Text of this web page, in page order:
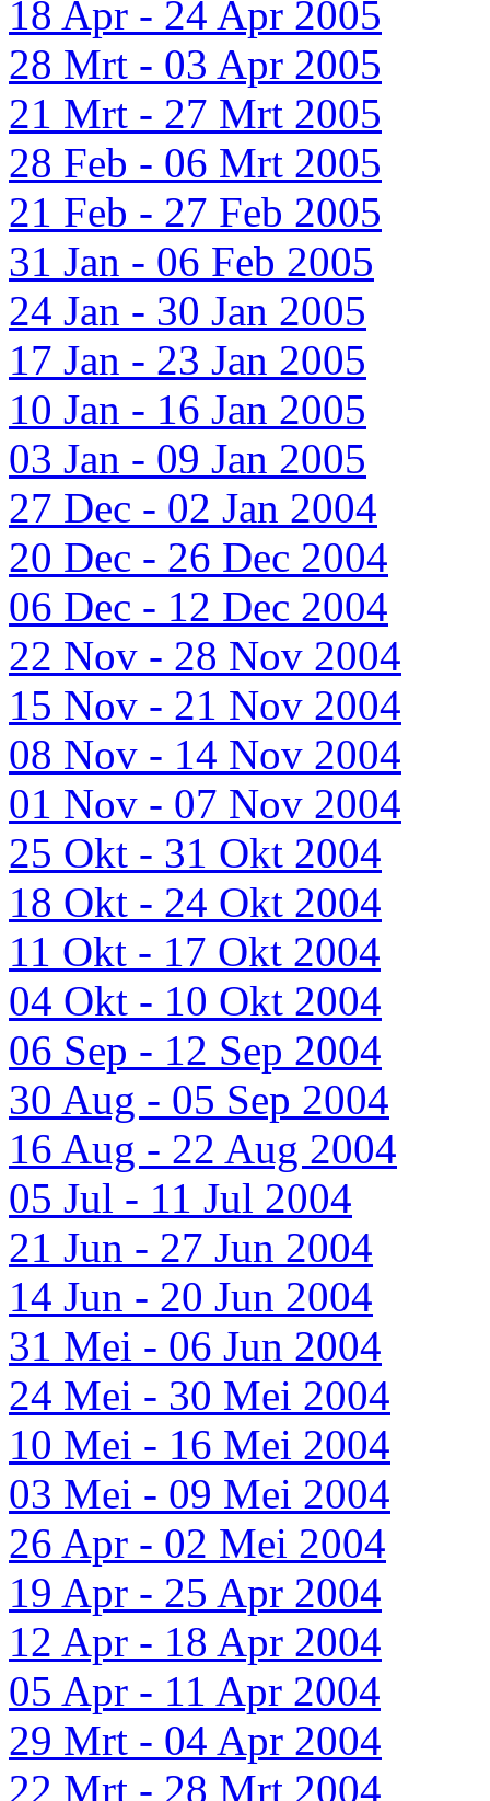
18 Apr - 24 Apr 2005
28 Mrt - 03 Apr 2005
21 Mrt - 27 Mrt 2005
28 Feb - 06 Mrt 2005
21 Feb - 27 Feb 2005
31 Jan - 06 Feb 2005
24 Jan - 30 Jan 2005
17 Jan - 23 Jan 2005
10 Jan - 16 Jan 2005
03 Jan - 09 Jan 2005
27 Dec - 02 Jan 2004
20 Dec - 26 Dec 2004
06 Dec - 12 Dec 2004
22 Nov - 28 Nov 2004
15 Nov - 21 Nov 2004
08 Nov - 14 Nov 2004
01 Nov - 07 Nov 2004
25 Okt - 31 Okt 2004
18 Okt - 24 Okt 2004
11 Okt - 17 Okt 2004
04 Okt - 10 Okt 2004
06 Sep - 12 Sep 2004
30 Aug - 05 Sep 2004
16 Aug - 22 Aug 2004
05 Jul - 11 Jul 2004
21 Jun - 27 Jun 2004
14 Jun - 20 Jun 2004
31 Mei - 06 Jun 2004
24 Mei - 30 Mei 2004
10 Mei - 16 Mei 2004
03 Mei - 09 Mei 2004
26 Apr - 02 Mei 2004
19 Apr - 25 Apr 2004
12 Apr - 18 Apr 2004
05 Apr - 11 Apr 2004
29 Mrt - 04 Apr 2004
22 Mrt - 28 Mrt 2004